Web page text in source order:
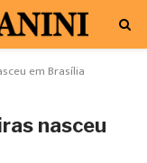
em Brasília
nasceu